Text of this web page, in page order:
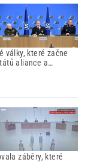
války, které začne
aliance a
záběry, které